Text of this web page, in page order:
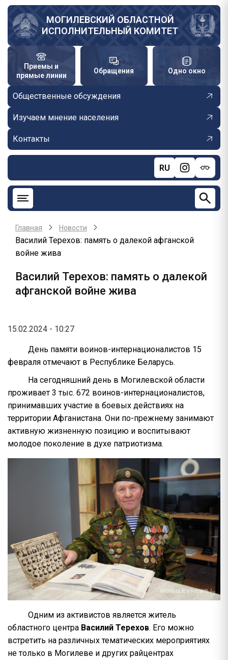
Перейти
основному
содержанию
МОГИЛЕВСКИЙ ОБЛАСТНОЙ
ИСПОЛНИТЕЛЬНЫЙ КОМИТЕТ
Приемы и
прямые линии
Обращения Одно окно
Общественные обсуждения
Изучаем мнение населения
Контакты
RU
Главная Новости
Василий Терехов: память о далекой афганской
войне жива
Василий Терехов: память о далекой
афганской войне жива
15.02.2024 - 10:27
День памяти воинов-интернационалистов 15
февраля отмечают в Республике Беларусь.
На сегодняшний день в Могилевской области
проживает 3 тыс. 672 воинов-интернационалистов,
принимавших участие в боевых действиях на
территории Афганистана. Они по-прежнему занимают
активную жизненную позицию и воспитывают
молодое поколение в духе патриотизма.
Одним из активистов является житель
областного центра Василий Терехов. Его можно
встретить на различных тематических мероприятиях
не только в Могилеве и других райцентрах